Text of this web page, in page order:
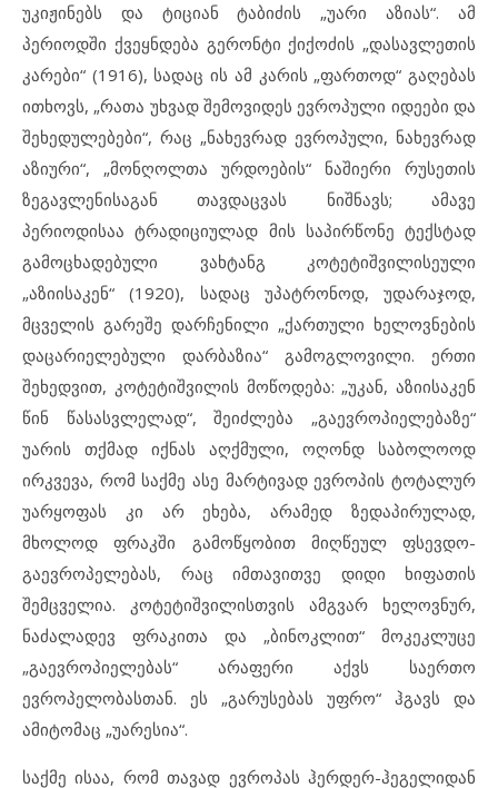
უკიჟინებს და ტიციან ტაბიძის „უარი აზიას“. ამ
პერიოდში ქვეყნდება გერონტი ქიქოძის „დასავლეთის
კარები“ (1916), სადაც ის ამ კარის „ფართოდ“ გაღებას
ითხოვს, „რათა უხვად შემოვიდეს ევროპული იდეები და
შეხედულებები“, რაც „ნახევრად ევროპული, ნახევრად
აზიური“, „მონღოლთა ურდოების“ ნაშიერი რუსეთის
ზეგავლენისაგან თავდაცვას ნიშნავს; ამავე
პერიოდისაა ტრადიციულად მის საპირწონე ტექსტად
გამოცხადებული ვახტანგ კოტეტიშვილისეული
„აზიისაკენ“ (1920), სადაც უპატრონოდ, უდარაჯოდ,
მცველის გარეშე დარჩენილი „ქართული ხელოვნების
დაცარიელებული დარბაზია“ გამოგლოვილი. ერთი
შეხედვით, კოტეტიშვილის მოწოდება: „უკან, აზიისაკენ
წინ წასასვლელად“, შეიძლება „გაევროპიელებაზე“
უარის თქმად იქნას აღქმული, ოღონდ საბოლოოდ
ირკვევა, რომ საქმე ასე მარტივად ევროპის ტოტალურ
უარყოფას კი არ ეხება, არამედ ზედაპირულად,
მხოლოდ ფრაკში გამოწყობით მიღწეულ ფსევდო-
გაევროპელებას, რაც იმთავითვე დიდი ხიფათის
შემცველია. კოტეტიშვილისთვის ამგვარ ხელოვნურ,
ნაძალადევ ფრაკითა და „ბინოკლით“ მოკეკლუცე
„გაევროპიელებას“ არაფერი აქვს საერთო
ევროპელობასთან. ეს „გარუსებას უფრო“ ჰგავს და
ამიტომაც „უარესია“.
საქმე ისაა, რომ თავად ევროპას ჰერდერ-ჰეგელიდან